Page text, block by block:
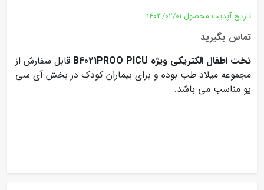
تاریخ آپدیت محصول 1403/02/01
تماس بگیرید
تخت اطفال الکتریکی ویژه B4021PROO PICU
قابل سفارش از
مجموعه میلاد طب بوده و برای بیماران کودک در بخش آی سی
یو مناسب می باشد.